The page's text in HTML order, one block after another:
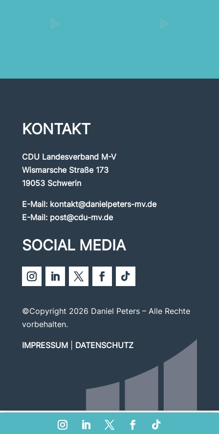
KONTAKT
CDU Landesverband M-V
Wismarsche Straße 173
19053 Schwerin
E-Mail: kontakt@danielpeters-mv.de
E-Mail: post@cdu-mv.de
SOCIAL MEDIA
©Copyright 2026 Daniel Peters – Alle Rechte
vorbehalten.
IMPRESSUM| DATENSCHUTZ
Cookie Consent mit Real Cookie Banner